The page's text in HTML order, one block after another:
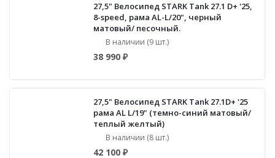
27,5" Велосипед STARK Tank 27.1 D+ '25,
8-speed, рама AL-L/20", черный
матовый/ песочный.
В наличии (9 шт.)
38 990 ₽
27,5" Велосипед STARK Tank 27.1D+ '25
рама AL L/19" (темно-синий матовый/
теплый желтый)
В наличии (8 шт.)
42 100 ₽